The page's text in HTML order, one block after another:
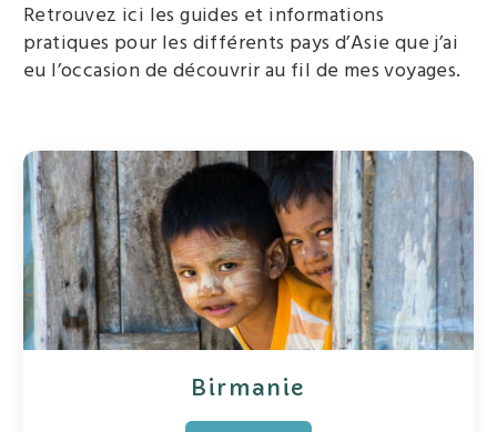
Retrouvez ici les guides et informations
pratiques pour les différents pays d’Asie que j’ai
eu l’occasion de découvrir au fil de mes voyages.
Birmanie